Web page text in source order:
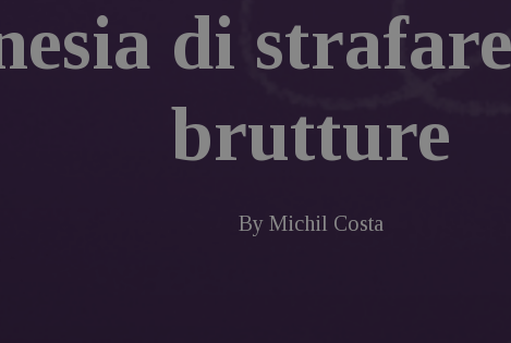
di
brutture
By Michil Costa